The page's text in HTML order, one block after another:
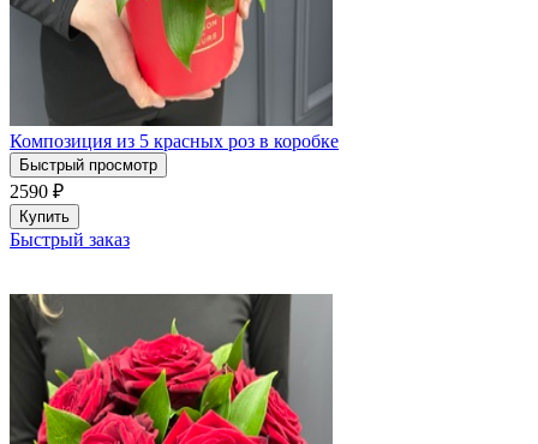
Композиция из 5 красных роз в коробке
Быстрый просмотр
2590 ₽
Купить
Быстрый заказ